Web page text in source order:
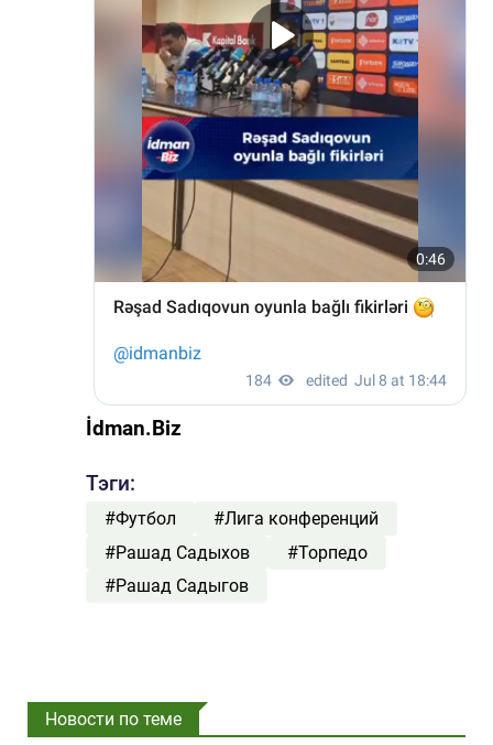
İdman.Biz
Тэги:
#Футбол
#Лига конференций
#Рашад Садыхов
#Торпедо
#Рашад Садыгов
Новости по теме